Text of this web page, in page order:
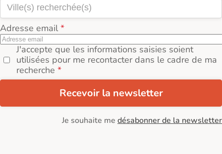
Adresse email
J'accepte que les informations saisies soient
utilisées pour me recontacter dans le cadre de ma
recherche
Recevoir la newsletter
Je souhaite me désabonner de la newsletter